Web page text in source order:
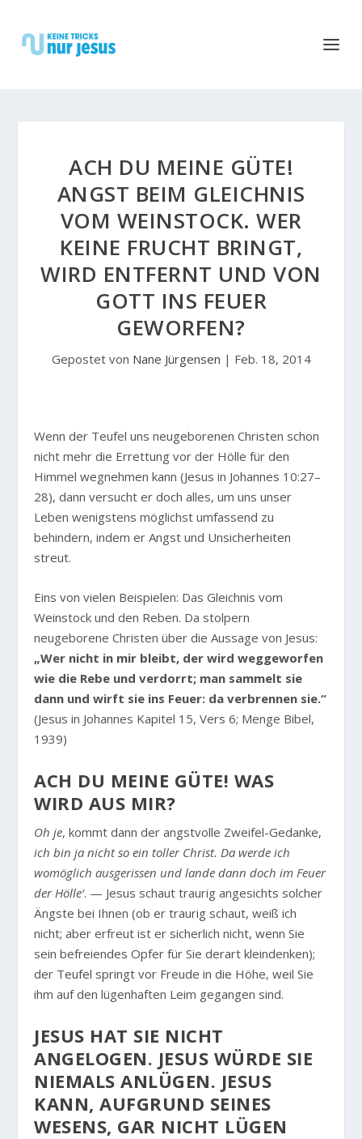
ACH DU MEINE GÜTE!
ANGST BEIM GLEICHNIS
VOM WEINSTOCK. WER
KEINE FRUCHT BRINGT,
WIRD ENTFERNT UND VON
GOTT INS FEUER
GEWORFEN?
Gepostet von Nane Jürgensen | Feb. 18, 2014
Wenn der Teufel uns neugeborenen Christen schon
nicht mehr die Errettung vor der Hölle für den
Himmel wegnehmen kann (Jesus in Johannes 10:27–
28), dann versucht er doch alles, um uns unser
Leben wenigstens möglichst umfassend zu
behindern, indem er Angst und Unsicherheiten
streut.
Eins von vielen Beispielen: Das Gleichnis vom
Weinstock und den Reben. Da stolpern
neugeborene Christen über die Aussage von Jesus:
„Wer nicht in mir bleibt, der wird weggeworfen
wie die Rebe und verdorrt; man sammelt sie
dann und wirft sie ins Feuer: da verbrennen sie.“
(Jesus in Johannes Kapitel 15, Vers 6; Menge Bibel,
1939)
ACH DU MEINE GÜTE! WAS
WIRD AUS MIR?
Oh je, kommt dann der angstvolle Zweifel-Gedanke,
ich bin ja nicht so ein toller Christ. Da werde ich
womöglich ausgerissen und lande dann doch im Feuer
der Hölle‘. — Jesus schaut traurig angesichts solcher
Ängste bei Ihnen (ob er traurig schaut, weiß ich
nicht; aber erfreut ist er sicherlich nicht, wenn Sie
sein befreiendes Opfer für Sie derart kleindenken);
der Teufel springt vor Freude in die Höhe, weil Sie
ihm auf den lügenhaften Leim gegangen sind.
JESUS HAT SIE NICHT
ANGELOGEN. JESUS WÜRDE SIE
NIEMALS ANLÜGEN. JESUS
KANN, AUFGRUND SEINES
WESENS, GAR NICHT LÜGEN